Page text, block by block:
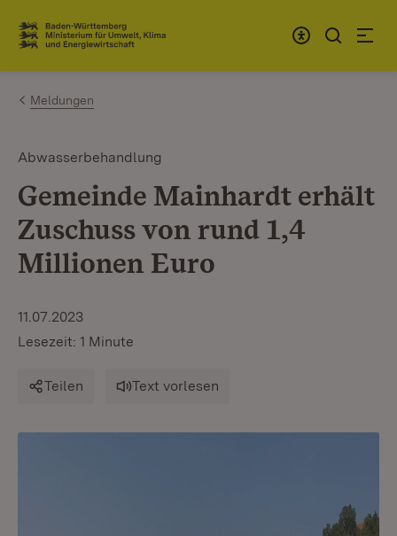
Zum Inhalt springen
Link zur Startseite
Meldungen
Abwasserbehandlung
Gemeinde Mainhardt erhält
Zuschuss von rund 1,4
Millionen Euro
11.07.2023
Lesezeit: 1 Minute
Teilen Text vorlesen